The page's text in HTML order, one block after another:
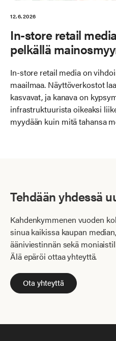
12.6.2026
In-store retail
pelkällä
In-store retail media on
maailmaa. Näyttöverkostot
kasvavat, ja kanava on
infrastruktuurista oikeaksi
myydään kuin mitä tahansa
Tehdään yhdessä
Kahdenkymmenen vuoden
sinua kaikissa kaupan
ääniviestinnän sekä
Älä epäröi ottaa yhteyttä.
Ota yhteyttä